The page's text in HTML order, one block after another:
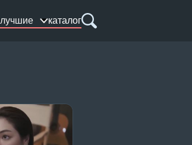
лучшие каталог